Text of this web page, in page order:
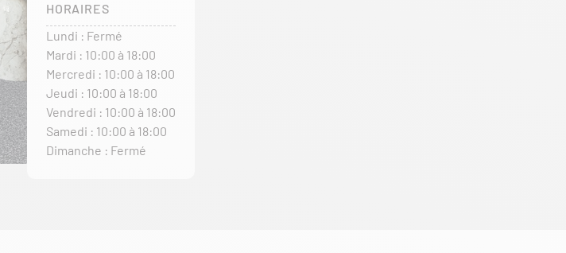
HORAIRES
Lundi : Fermé
Mardi : 10:00 à 18:00
Mercredi : 10:00 à 18:00
Jeudi : 10:00 à 18:00
Vendredi : 10:00 à 18:00
Samedi : 10:00 à 18:00
Dimanche : Fermé